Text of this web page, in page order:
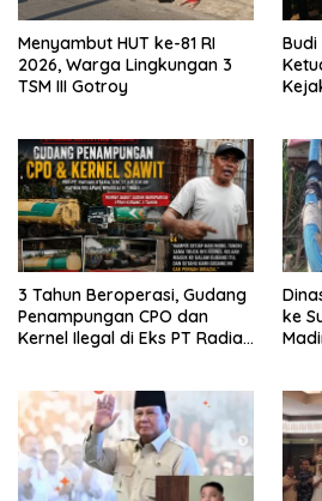
Menyambut HUT ke-81 RI
2026, Warga Lingkungan 3
TSM III Gotroy
Budi
3 Tahun Beroperasi, Gudang
Penampungan CPO dan
Kernel Ilegal di Eks PT Radian
ke